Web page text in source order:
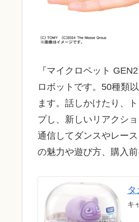
『マイクロペット
ロボットです。50種類
ます。話しかけたり、
プし、新しいリアクシ
通信してダンスやレー
の魅力や遊び方、購入
キ